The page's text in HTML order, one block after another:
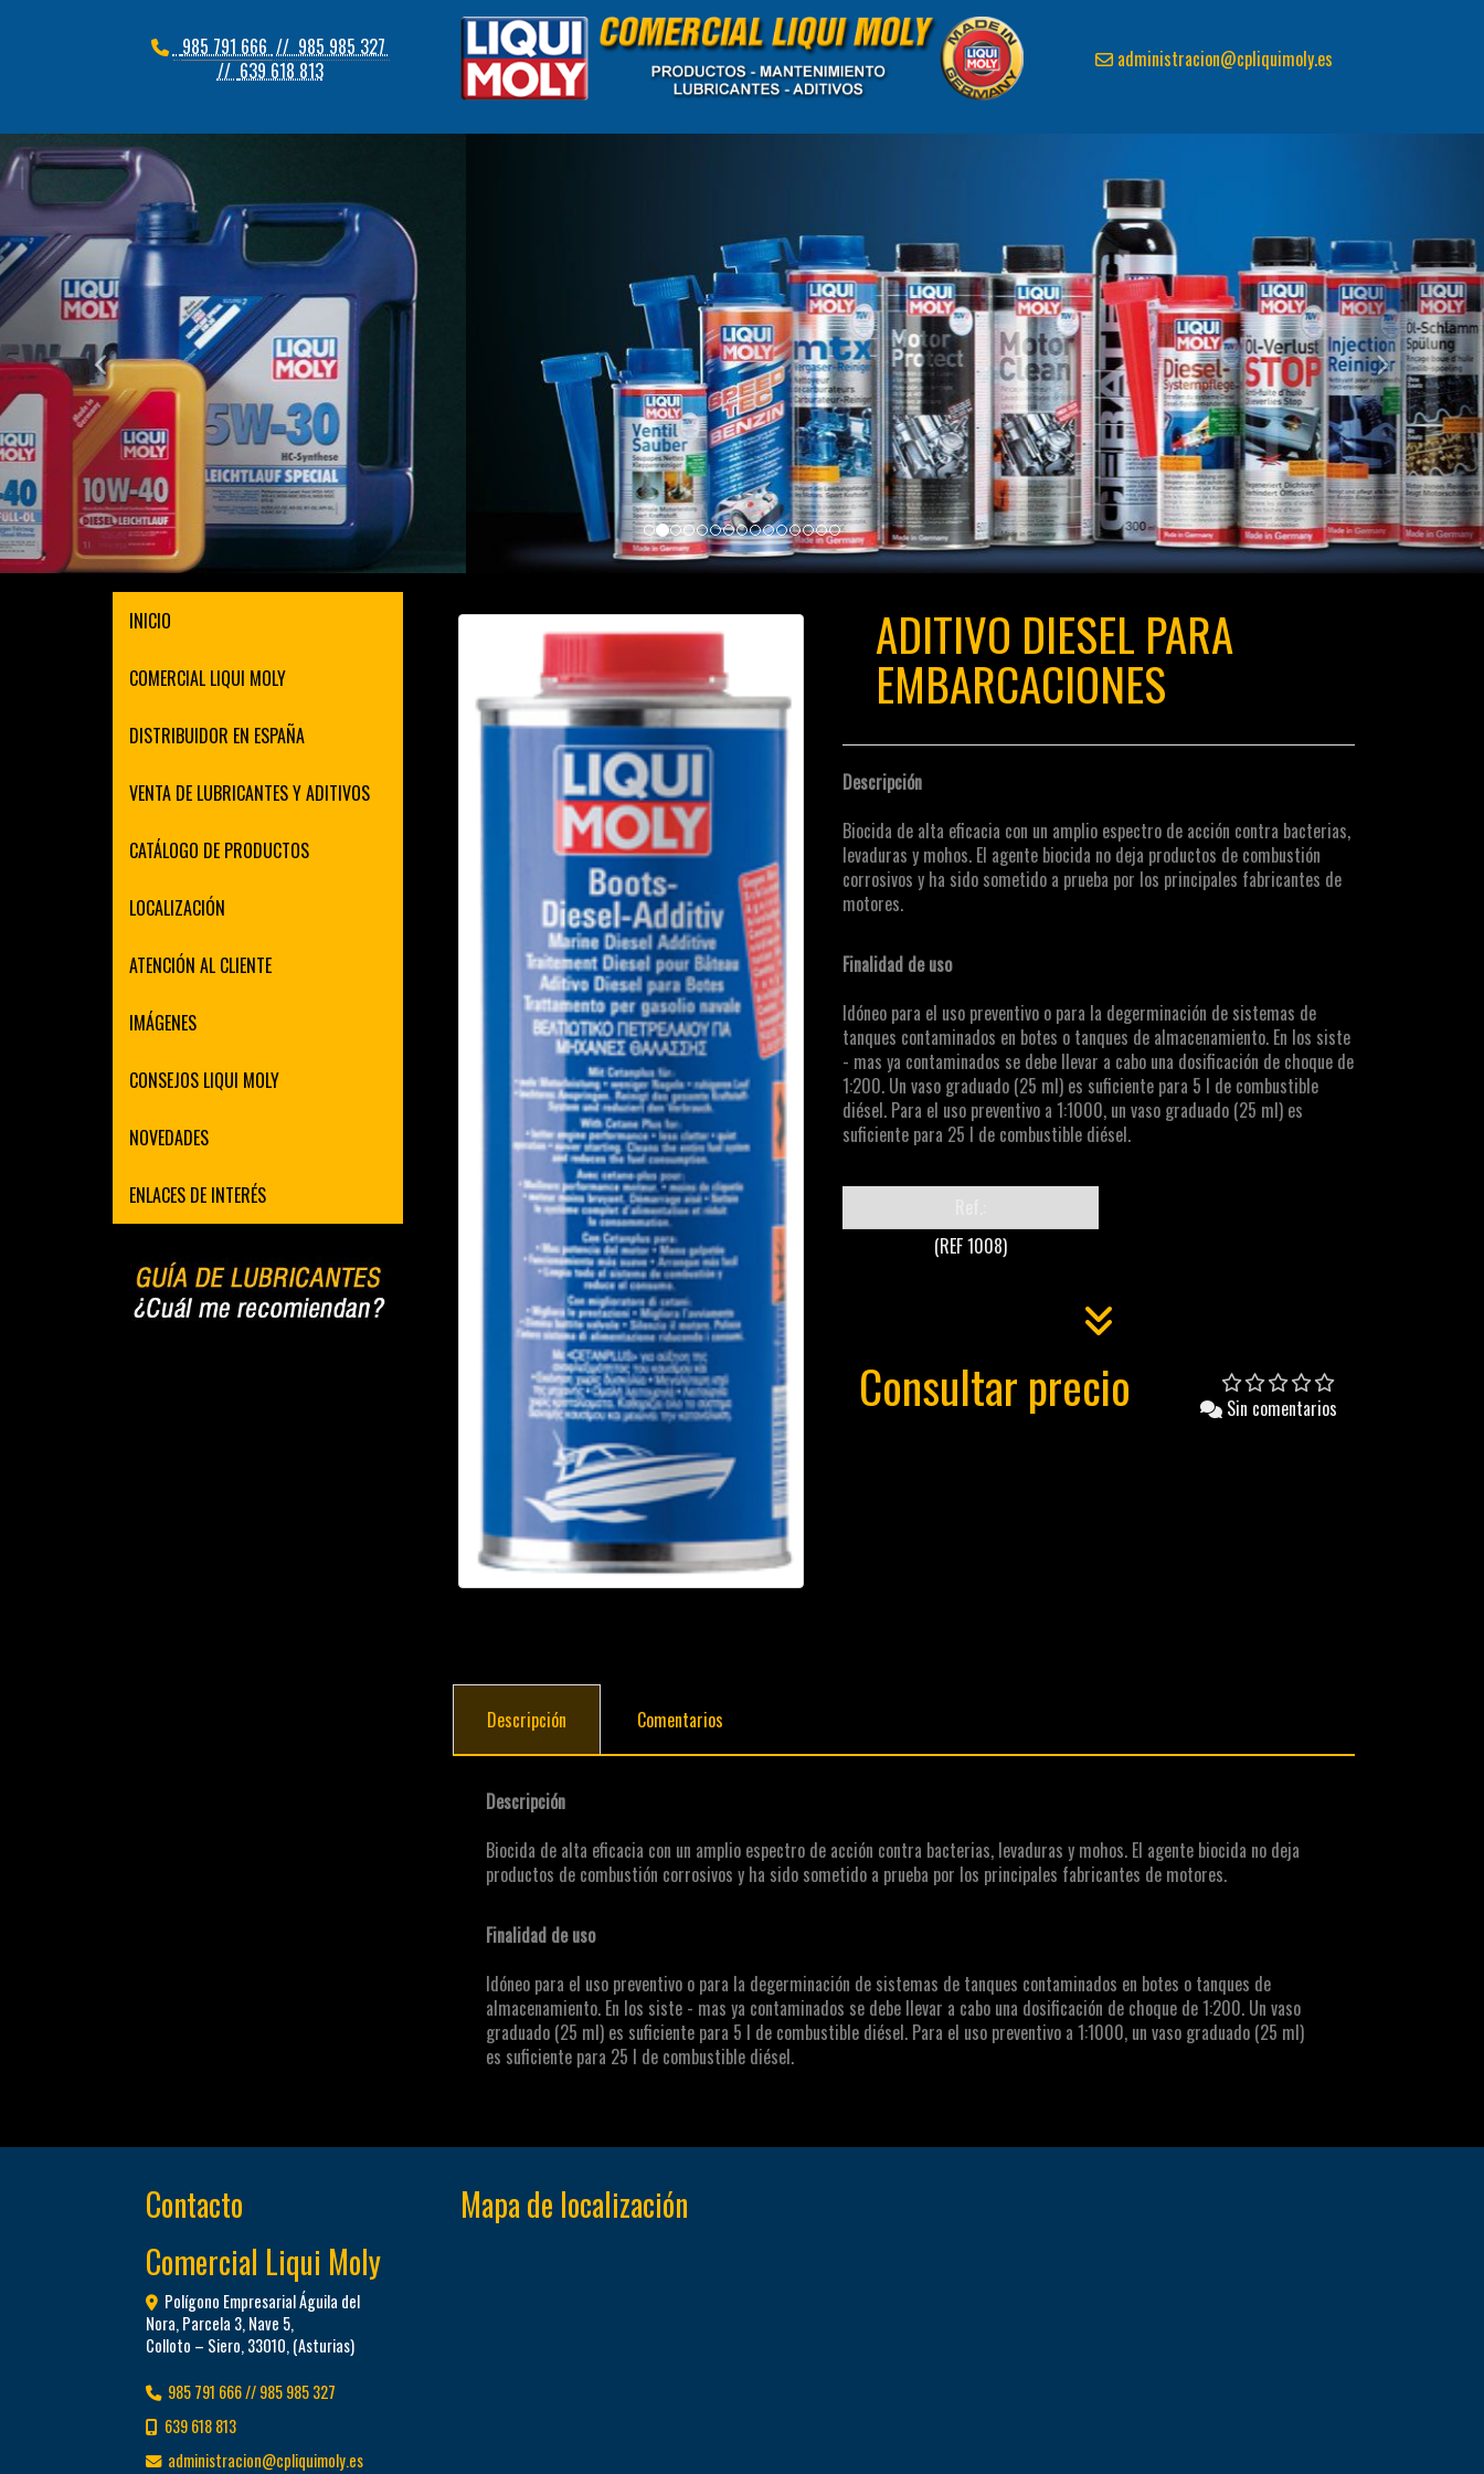
985 791 666 // 985 985 327
// 639 618 813 administracion cpliquimoly.es
prev
ADITIVO DIESEL PARA
EMBARCACIONES
Descripción
Biocida de alta eficacia con un amplio espectro de acción contra bacterias,
levaduras y mohos. El agente biocida no deja productos de combustión
corrosivos y ha sido sometido a prueba por los principales fabricantes de
motores.
Finalidad de uso
Idóneo para el uso preventivo o para la degerminación de sistemas de
tanques contaminados en botes o tanques de almacenamiento. En los siste
- mas ya contaminados se debe llevar a cabo una dosificación de choque de
1:200. Un vaso graduado (25 ml) es suficiente para 5 l de combustible
diésel. Para el uso preventivo a 1:1000, un vaso graduado (25 ml) es
suficiente para 25 l de combustible diésel.
(REF 1008)
Consultar precio Sin comentarios
Descripción Comentarios
Descripción
Biocida de alta eficacia con un amplio espectro de acción contra bacterias, levaduras y mohos. El agente biocida no deja
productos de combustión corrosivos y ha sido sometido a prueba por los principales fabricantes de motores.
Finalidad de uso
Idóneo para el uso preventivo o para la degerminación de sistemas de tanques contaminados en botes o tanques de
almacenamiento. En los siste - mas ya contaminados se debe llevar a cabo una dosificación de choque de 1:200. Un vaso
graduado (25 ml) es suficiente para 5 l de combustible diésel. Para el uso preventivo a 1:1000, un vaso graduado (25 ml)
es suficiente para 25 l de combustible diésel.
INICIO
COMERCIAL LIQUI MOLY
DISTRIBUIDOR EN ESPAÑA
VENTA DE LUBRICANTES Y ADITIVOS
CATÁLOGO DE PRODUCTOS
LOCALIZACIÓN
ATENCIÓN AL CLIENTE
IMÁGENES
CONSEJOS LIQUI MOLY
NOVEDADES
ENLACES DE INTERÉS
Contacto
Comercial Liqui Moly
Polígono Empresarial Águila del
Nora, Parcela 3, Nave 5,
Colloto – Siero,33010,(Asturias)
985 791 666 // 985 985 327
639 618 813
administracion
cpliquimoly.es
Mapa de localización